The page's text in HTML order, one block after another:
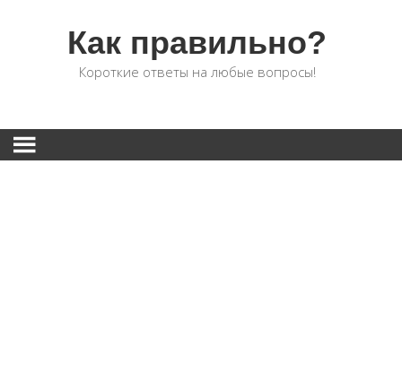
Как правильно?
Короткие ответы на любые вопросы!